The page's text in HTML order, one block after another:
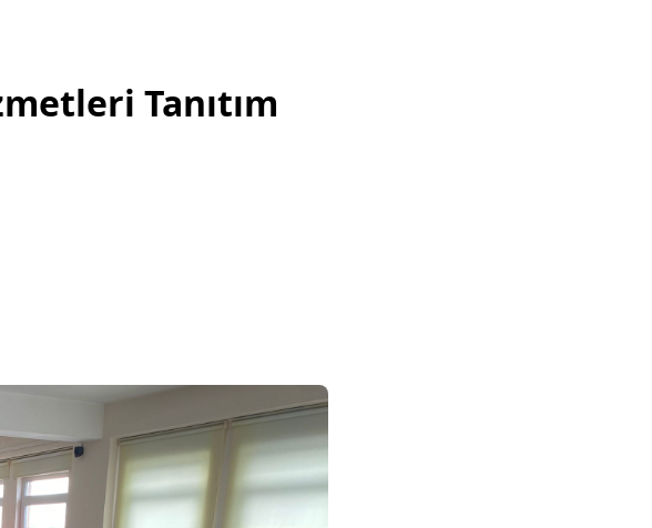
Tanıtım